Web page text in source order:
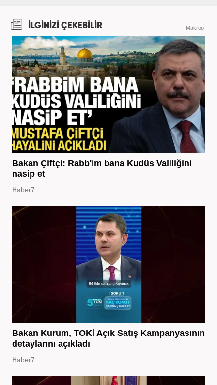
İLGİNİZİ ÇEKEBİLİR Makroo
Bakan Çiftçi: Rabb'im bana Kudüs Valiliğini
nasip et
Haber7
Bakan Kurum, TOKİ Açık Satış Kampanyasının
detaylarını açıkladı
Haber7